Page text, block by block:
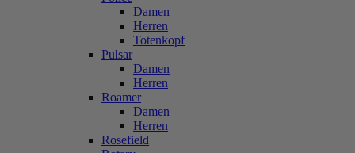
Damen
Herren
Totenkopf
Pulsar
Damen
Herren
Roamer
Damen
Herren
Rosefield